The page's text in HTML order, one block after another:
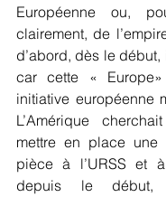
Européenne ou,
clairement, de
d’abord, dès le
car cette «
initiative européenne
L’Amérique
mettre en place une
pièce à l’URSS et
depuis le début,